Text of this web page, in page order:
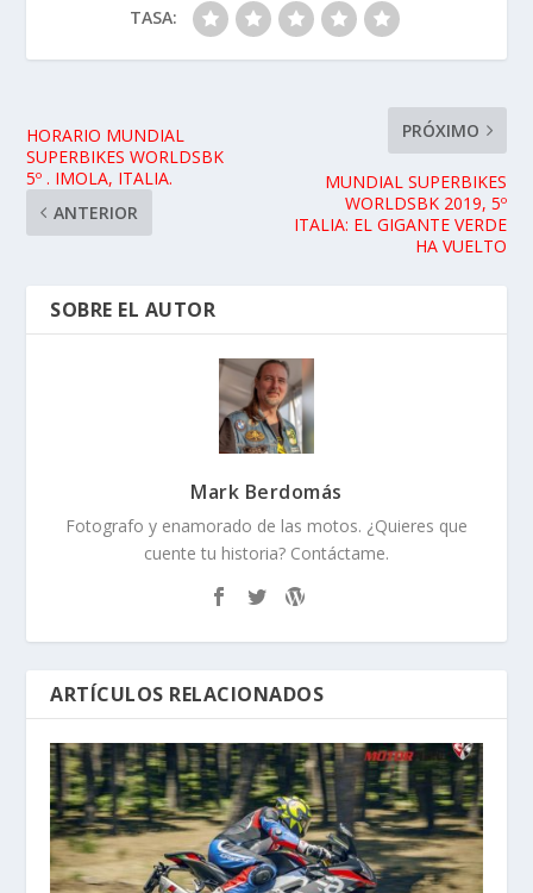
TASA:
HORARIO MUNDIAL
SUPERBIKES WORLDSBK
5º . IMOLA, ITALIA.
ANTERIOR
PRÓXIMO
MUNDIAL SUPERBIKES
WORLDSBK 2019, 5º
ITALIA: EL GIGANTE VERDE
HA VUELTO
SOBRE EL AUTOR
Mark Berdomás
Fotografo y enamorado de las motos. ¿Quieres que
cuente tu historia? Contáctame.
ARTÍCULOS RELACIONADOS